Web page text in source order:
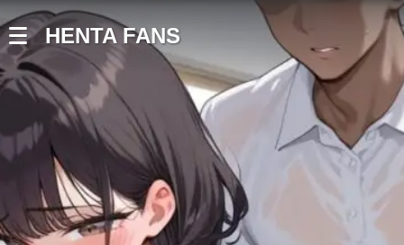
HENTA FANS